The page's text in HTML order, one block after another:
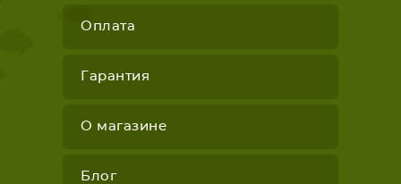
Оплата
Гарантия
О магазине
Блог